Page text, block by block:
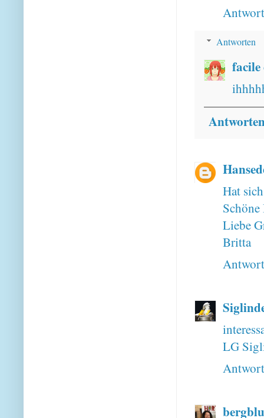
Antworten
facile
Hat
Liebe
Britta
LG